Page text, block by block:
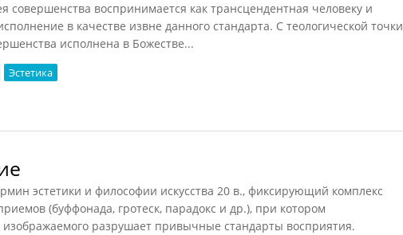
совершенства воспринимается как трансцендентная человеку и
в качестве извне данного стандарта. С теологической точки
исполнена в Божестве...
Эстетика
эстетики и философии искусства 20 в., фиксирующий комплекс
(буффонада, гротеск, парадокс и др.), при котором
изображаемого разрушает привычные стандарты восприятия.